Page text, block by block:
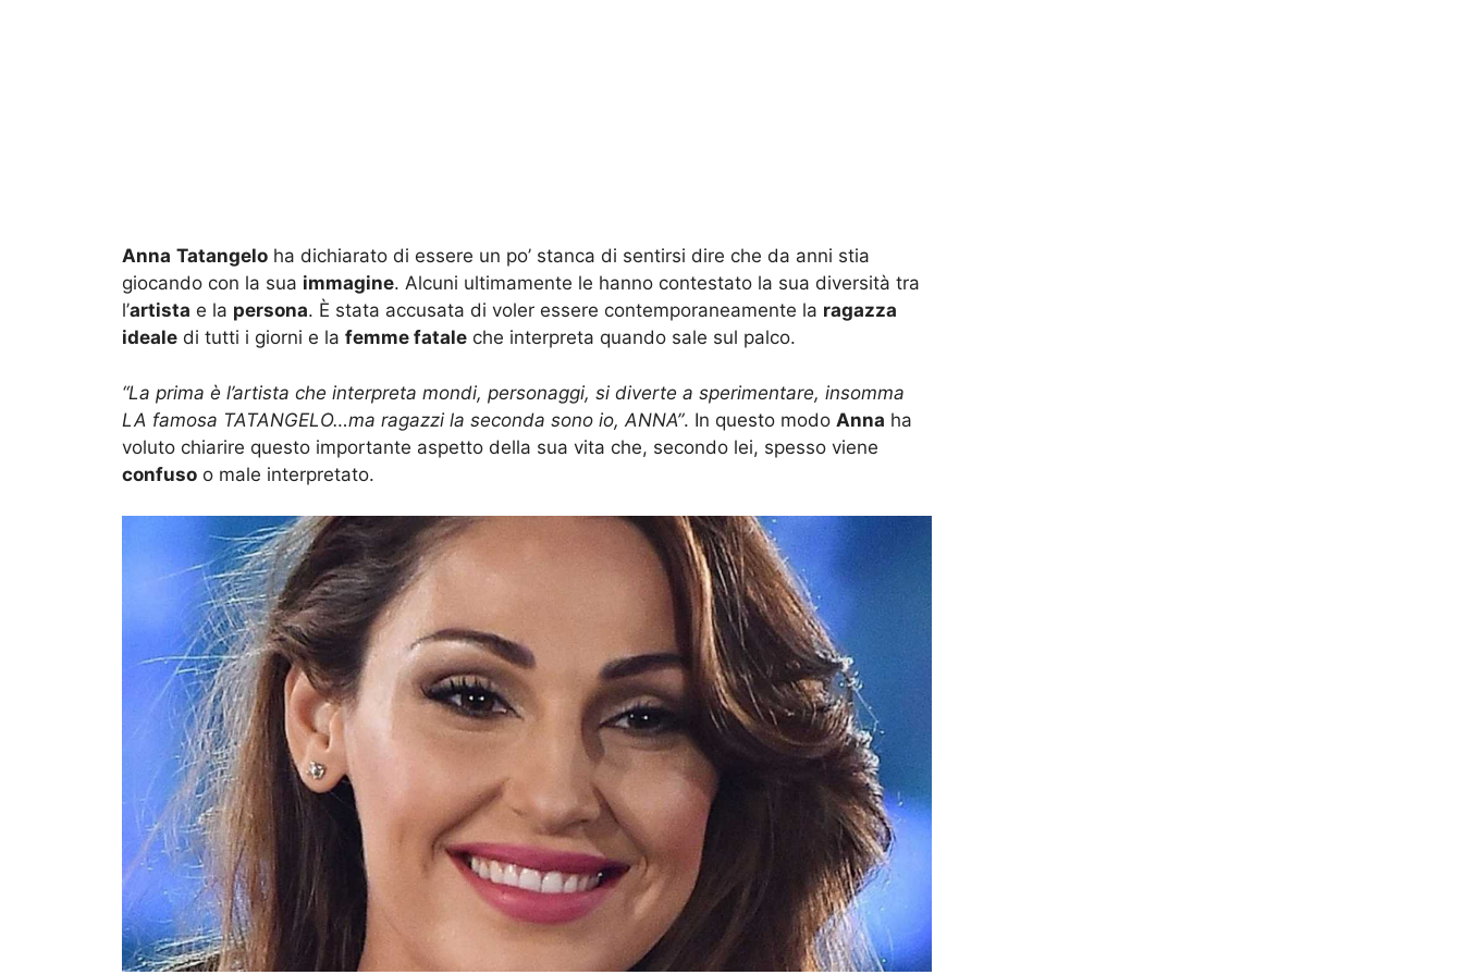
Anna Tatangelo ha dichiarato di essere un po’ stanca di sentirsi dire che da anni stia
giocando con la sua immagine. Alcuni ultimamente le hanno contestato la sua diversità tra
l’artista e la persona. È stata accusata di voler essere contemporaneamente la ragazza
ideale di tutti i giorni e la femme fatale che interpreta quando sale sul palco.
“La prima è l’artista che interpreta mondi, personaggi, si diverte a sperimentare, insomma
LA famosa TATANGELO…ma ragazzi la seconda sono io, ANNA”. In questo modo Anna ha
voluto chiarire questo importante aspetto della sua vita che, secondo lei, spesso viene
confuso o male interpretato.